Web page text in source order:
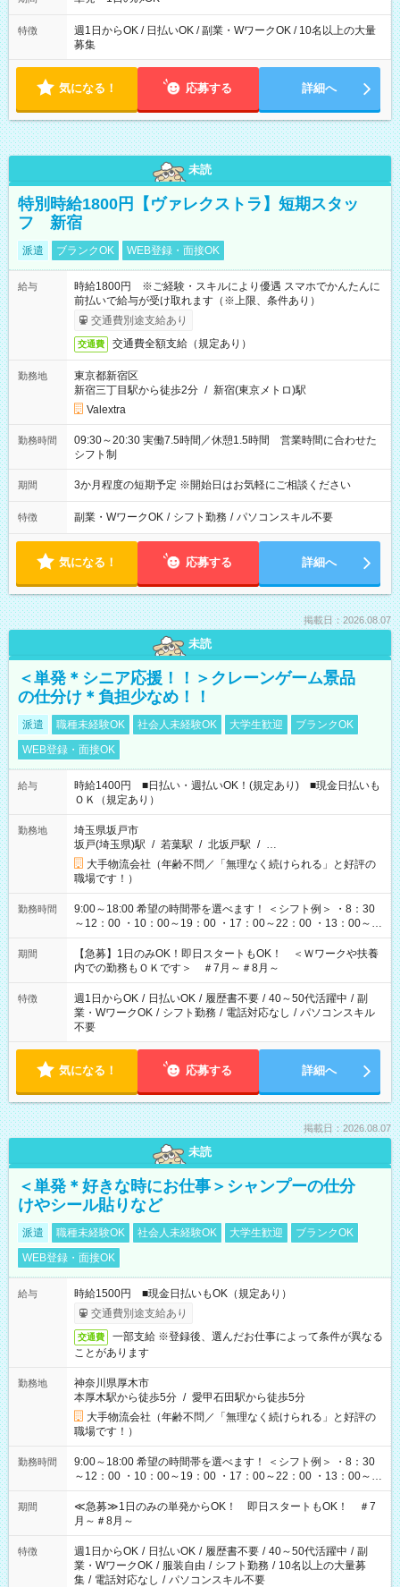
特徴
週1日からOK / 日払いOK / 副業・WワークOK / 10名以上の大量
募集
気になる！ 応募する 詳細へ
未読
特別時給1800円【ヴァレクストラ】短期スタッ
フ 新宿
派遣 ブランクOK WEB登録・面接OK
給与
時給1800円 ※ご経験・スキルにより優遇 スマホでかんたんに
前払いで給与が受け取れます（※上限、条件あり）
交通費別途支給あり
交通費 交通費全額支給（規定あり）
勤務地
東京都新宿区
新宿三丁目駅から徒歩2分 / 新宿(東京メトロ)駅
Valextra
勤務時間
09:30～20:30 実働7.5時間／休憩1.5時間 営業時間に合わせた
シフト制
期間 3か月程度の短期予定 ※開始日はお気軽にご相談ください
特徴 副業・WワークOK / シフト勤務 / パソコンスキル不要
気になる！ 応募する 詳細へ
掲載日：2026.08.07
未読
＜単発＊シニア応援！！＞クレーンゲーム景品
の仕分け＊負担少なめ！！
派遣 職種未経験OK 社会人未経験OK 大学生歓迎
ブランクOK
WEB登録・面接OK
給与
時給1400円 ■日払い・週払いOK！(規定あり) ■現金日払いも
ＯＫ（規定あり）
勤務地
埼玉県坂戸市
坂戸(埼玉県)駅 / 若葉駅 / 北坂戸駅 / …
大手物流会社（年齢不問／「無理なく続けられる」と好評の
職場です！）
勤務時間
9:00～18:00 希望の時間帯を選べます！ ＜シフト例＞ ・8：30
～12：00 ・10：00～19：00 ・17：00～22：00 ・13：00～
22：00 ・22：00～翌6：00 など
期間
【急募】1日のみOK！即日スタートもOK！ ＜Ｗワークや扶養
内での勤務もＯＫです＞ ＃7月～＃8月～
特徴 週1日からOK / 日払いOK / 履歴書不要 / 40～50代活躍中 / 副
業・WワークOK / シフト勤務 / 電話対応なし / パソコンスキル
不要
気になる！ 応募する 詳細へ
掲載日：2026.08.07
未読
＜単発＊好きな時にお仕事＞シャンプーの仕分
けやシール貼りなど
派遣 職種未経験OK 社会人未経験OK 大学生歓迎
ブランクOK
WEB登録・面接OK
給与
時給1500円 ■現金日払いもOK（規定あり）
交通費別途支給あり
交通費
一部支給 ※登録後、選んだお仕事によって条件が異なる
ことがあります
勤務地
神奈川県厚木市
本厚木駅から徒歩5分 / 愛甲石田駅から徒歩5分
大手物流会社（年齢不問／「無理なく続けられる」と好評の
職場です！）
勤務時間
9:00～18:00 希望の時間帯を選べます！ ＜シフト例＞ ・8：30
～12：00 ・10：00～19：00 ・17：00～22：00 ・13：00～
22：00 ・22：00～翌6：00 など
期間
≪急募≫1日のみの単発からOK！ 即日スタートもOK！ ＃7
月～＃8月～
特徴 週1日からOK / 日払いOK / 履歴書不要 / 40～50代活躍中 / 副
業・WワークOK / 服装自由 / シフト勤務 / 10名以上の大量募
集 / 電話対応なし / パソコンスキル不要